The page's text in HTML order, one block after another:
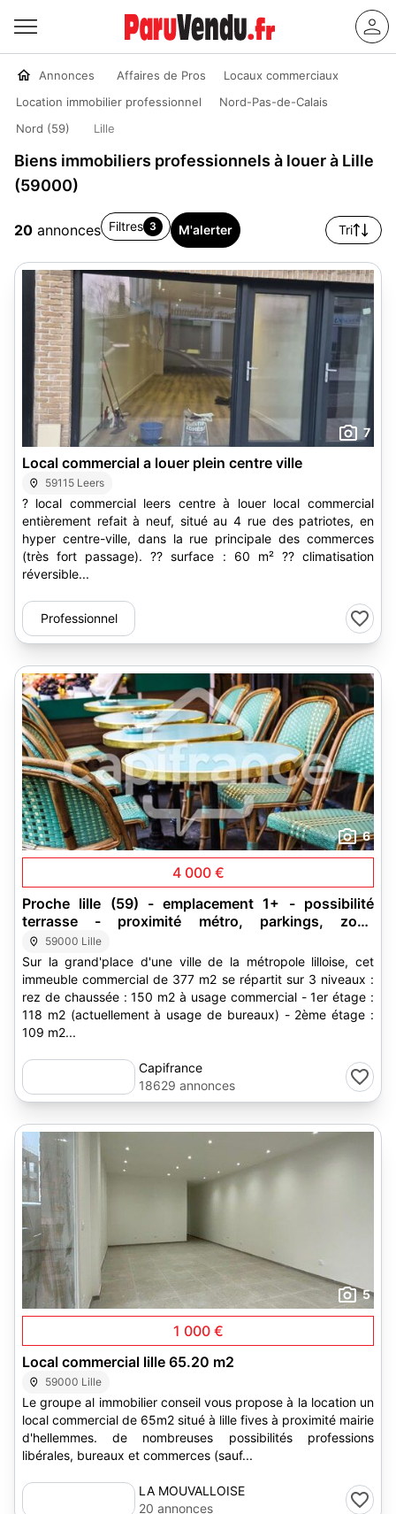
Annonces Affaires de Pros
Locaux commerciaux
Location immobilier professionnel
Nord-Pas-de-Calais
Nord (59)
Lille
Biens immobiliers professionnels à louer à Lille
(59000)
20 annonces Filtres 3 M'alerter Tri
7
Local commercial a louer plein centre ville
59115 Leers
? local commercial leers centre à louer local commercial
entièrement refait à neuf, situé au 4 rue des patriotes, en
hyper centre-ville, dans la rue principale des commerces
(très fort passage). ?? surface : 60 m² ?? climatisation
réversible...
Professionnel
6
4 000 €
Proche lille (59) - emplacement 1+ - possibilité
terrasse - proximité métro, parkings, zone
commerciale
59000 Lille
Sur la grand'place d'une ville de la métropole lilloise, cet
immeuble commercial de 377 m2 se répartit sur 3 niveaux :
rez de chaussée : 150 m2 à usage commercial - 1er étage :
118 m2 (actuellement à usage de bureaux) - 2ème étage :
109 m2...
Capifrance
18629 annonces
5
1 000 €
Local commercial lille 65.20 m2
59000 Lille
Le groupe al immobilier conseil vous propose à la location un
local commercial de 65m2 situé à lille fives à proximité mairie
d'hellemmes. de nombreuses possibilités professions
libérales, bureaux et commerces (sauf...
LA MOUVALLOISE
20 annonces